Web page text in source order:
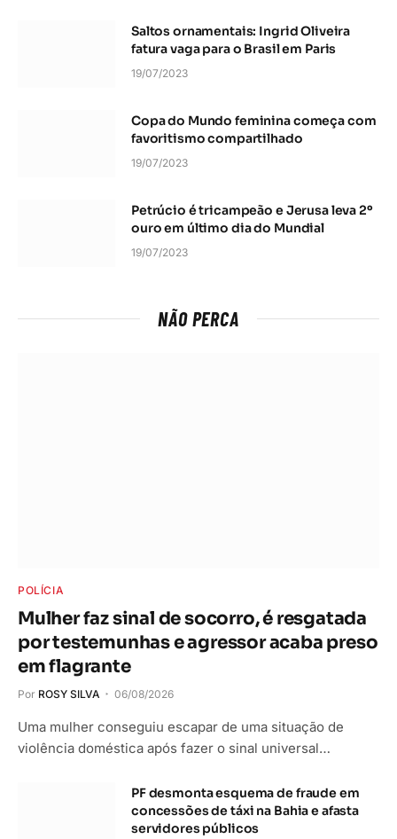
Saltos ornamentais: Ingrid Oliveira
fatura vaga para o Brasil em Paris
19/07/2023
Copa do Mundo feminina começa com
favoritismo compartilhado
19/07/2023
Petrúcio é tricampeão e Jerusa leva 2º
ouro em último dia do Mundial
19/07/2023
NÃO PERCA
POLÍCIA
Mulher faz sinal de socorro, é resgatada
por testemunhas e agressor acaba preso
em flagrante
Por ROSY SILVA 06/08/2026
Uma mulher conseguiu escapar de uma situação de
violência doméstica após fazer o sinal universal…
PF desmonta esquema de fraude em
concessões de táxi na Bahia e afasta
servidores públicos